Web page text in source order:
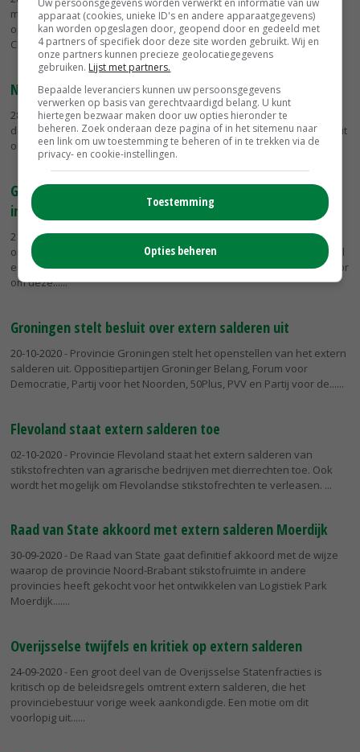
melders nadat het provinciebestuur het extern salderen heeft
opengesteld. Dit zegde gedeputeerde Henk Staghouwer van de
ChristenUnie toe in...
NMV stapt uit Landbouw Collectief Groningen
28-10-2020- De Nederlandse Melkveehouders Vakbond (NMV) is
dinsdag 27 oktober uit het Landbouw Collectief Groningen gestapt uit
onvrede over de stikstofaanpak van de provincie Groningen.
Groningen wil landelijke aanpak extern salderen voor
industrie
21-10-2020- Het provinciebestuur in Groningen wil voor het
ontwikkelen van de industrie in de Eemshaven en Delfzijl een aantal
emissiebronnen in heel Nederland opkopen. Het bestuur pleit ervoor
om deze...
Groningen stelt besluit over extern salderen uit
20-10-2020- Provincie Groningen stelt het openstellen van het extern
salderen uit. Oppositiepartijen Groninger Belang, Forum voor
Democratie, Partij voor het Noorden, 50Plus, PVV en Partij voor de...
Flevoland staat extern salderen toe
02-10-2020- Provincie Flevoland staat het extern salderen van
stikstofrechten van agrarische bedrijven met dierrechten toe. Ook
wordt het mogelijk om Flevolandse stikstofrechten te verleasen.
Raad van State akkoord met extern salderen Moerdijk
30-09-2020- De Raad van State gaat definitief akkoord met de wijze
waarop de provincie Noord-Brabant stikstofruimte in andere
provincies heeft gekocht voor het ontwikkelen van Logistiek Park
Moerdijk....
Overijsselse twijfels en kritiek op extern salderen
24-09-2020- Een groot deel van de Overijsselse Statenfracties is
kritisch op de beleidsregels omtrent extern salderen, die het
provinciebestuur vorige week aankondigde. Een motie om dit
voorlopig uit...
Uw persoonsgegevens worden verwerkt en informatie van uw
apparaat (cookies, unieke ID's en andere apparaatgegevens)
kan worden opgeslagen door, geopend door en gedeeld met
4 partners of specifiek door deze site worden gebruikt. Wij en
onze partners kunnen precieze geolocatiegegevens
gebruiken. Lijst met partners.
Bepaalde leveranciers kunnen uw persoonsgegevens
verwerken op basis van gerechtvaardigd belang. U kunt
hiertegen bezwaar maken door uw opties hieronder te
beheren. Zoek onderaan deze pagina of in het sitemenu naar
een link om uw toestemming te beheren of in te trekken via de
privacy- en cookie-instellingen.
Toestemming
Opties beheren